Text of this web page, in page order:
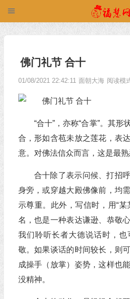
佛门礼节 合十
01/08/2021 22:42:11 面朝大海 阅读模
“合十”，亦称“合掌”。其形
合，形如含苞未放之莲花，表
意。对佛法信众而言，这是最熟
合十除了表示问候、打招
身旁，或穿越大殿佛像前，均
示尊重。此外，写信时，用“
名，也是一种表达谦逊、恭敬
我们聆听长者大德说话时，
敬。如果谈话的时间较长，则
成操手（放掌）姿势，这样也
没精神。